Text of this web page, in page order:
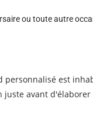
ou toute autre
personnalisé est
juste avant